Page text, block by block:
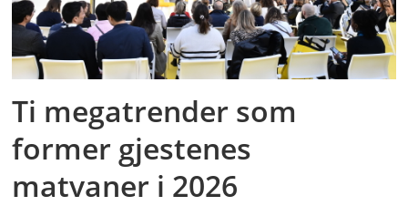
Ti megatrender som
former gjestenes
matvaner i 2026